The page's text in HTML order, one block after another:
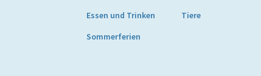
Essen und Trinken Tiere
Sommerferien